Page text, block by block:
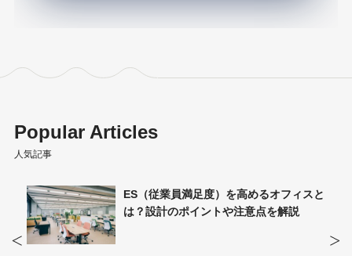
Popular Articles
人気記事
オフィス環境への不満の原因は？不満の
種類や解消されないリスクを解説